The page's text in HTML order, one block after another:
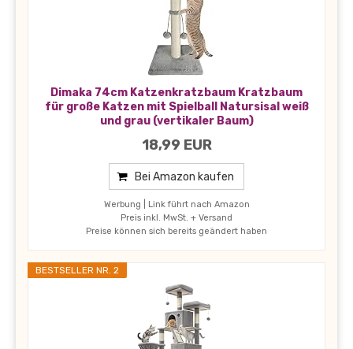
Dimaka 74cm Katzenkratzbaum Kratzbaum
für große Katzen mit Spielball Natursisal weiß
und grau (vertikaler Baum)
18,99 EUR
Bei Amazon kaufen
Werbung | Link führt nach Amazon
Preis inkl. MwSt. + Versand
Preise können sich bereits geändert haben
BESTSELLER NR. 2